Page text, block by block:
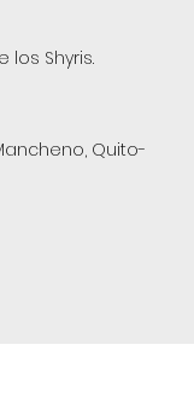
los Shyris.
Quito-